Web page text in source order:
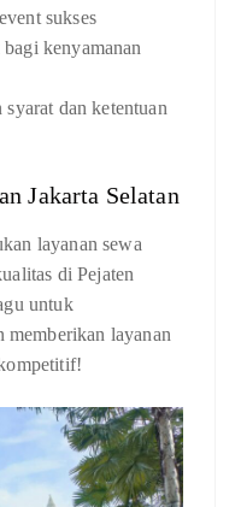
sukses
kenyamanan
dan ketentuan
Jakarta Selatan
layanan sewa
di Pejaten
untuk
layanan